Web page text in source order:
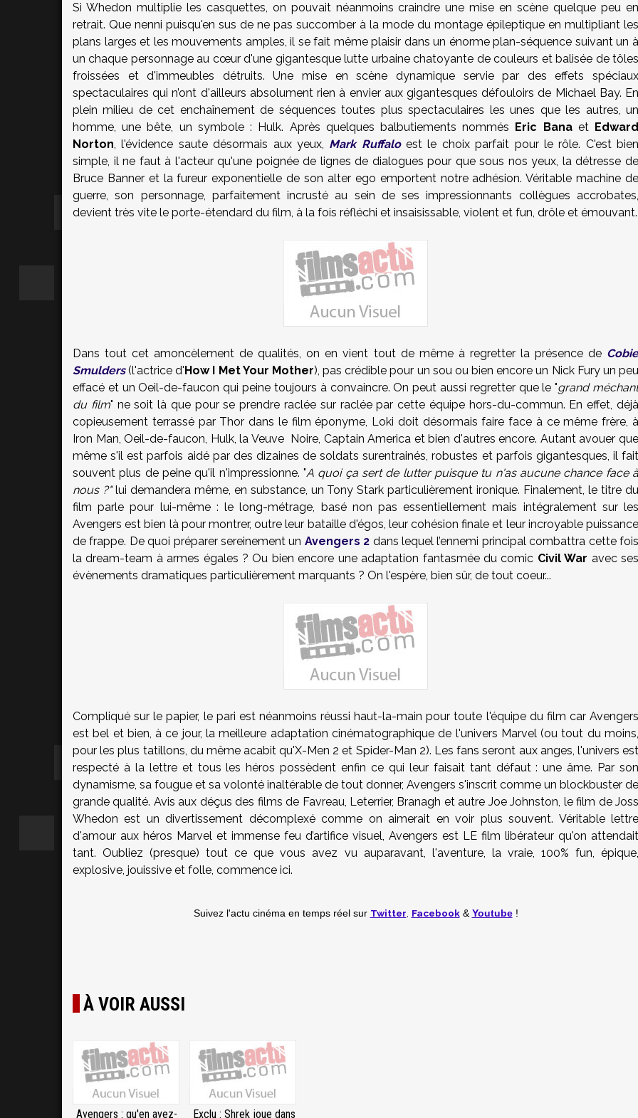
Si Whedon multiplie les casquettes, on pouvait néanmoins craindre une mise en scène quelque peu en
retrait. Que nenni puisqu'en sus de ne pas succomber à la mode du montage épileptique en multipliant les
plans larges et les mouvements amples, il se fait même plaisir dans un énorme plan-séquence suivant un à
un chaque personnage au cœur d'une gigantesque lutte urbaine chatoyante de couleurs et balisée de tôles
froissées et d'immeubles détruits. Une mise en scène dynamique servie par des effets spéciaux
spectaculaires qui n’ont d'ailleurs absolument rien à envier aux gigantesques défouloirs de Michael Bay. En
plein milieu de cet enchaînement de séquences toutes plus spectaculaires les unes que les autres, un
homme, une bête, un symbole : Hulk. Après quelques balbutiements nommés Eric Banaet Edward
Norton, l'évidence saute désormais aux yeux, Mark Ruffaloest le choix parfait pour le rôle. C'est bien
simple, il ne faut à l'acteur qu'une poignée de lignes de dialogues pour que sous nos yeux, la détresse de
Bruce Banner et la fureur exponentielle de son alter ego emportent notre adhésion. Véritable machine de
guerre, son personnage, parfaitement incrusté au sein de ses impressionnants collègues accrobates,
devient très vite le porte-étendard du film, à la fois réfléchi et insaisissable, violent et fun, drôle et émouvant.
Dans tout cet amoncèlement de qualités, on en vient tout de même à regretter la présence de Cobie
Smulders(l'actrice d'How I Met Your Mother), pas crédible pour un sou ou bien encore un Nick Fury un peu
effacé et un Oeil-de-faucon qui peine toujours à convaincre. On peut aussi regretter que le "grand méchant
du film" ne soit là que pour se prendre raclée sur raclée par cette équipe hors-du-commun. En effet, déjà
copieusement terrassé par Thor dans le film éponyme, Loki doit désormais faire face à ce même frère, à
Iron Man, Oeil-de-faucon, Hulk, la Veuve Noire, Captain America et bien d'autres encore. Autant avouer que
même s'il est parfois aidé par des dizaines de soldats surentrainés, robustes et parfois gigantesques, il fait
souvent plus de peine qu'il n'impressionne. "A quoi ça sert de lutter puisque tu n'as aucune chance face à
nous ?"lui demandera même, en substance, un Tony Stark particulièrement ironique. Finalement, le titre du
film parle pour lui-même : le long-métrage, basé non pas essentiellement mais intégralement sur les
Avengers est bien là pour montrer, outre leur bataille d'égos, leur cohésion finale et leur incroyable puissance
de frappe. De quoi préparer sereinement un Avengers 2 dans lequel l’ennemi principal combattra cette fois
la dream-team à armes égales ? Ou bien encore une adaptation fantasmée du comic Civil War avec ses
évènements dramatiques particulièrement marquants ? On l'espère, bien sûr, de tout coeur...
Compliqué sur le papier, le pari est néanmoins réussi haut-la-main pour toute l'équipe du film car Avengers
est bel et bien, à ce jour, la meilleure adaptation cinématographique de l'univers Marvel (ou tout du moins,
pour les plus tatillons, du même acabit qu'X-Men 2 et Spider-Man 2). Les fans seront aux anges, l'univers est
respecté à la lettre et tous les héros possèdent enfin ce qui leur faisait tant défaut : une âme. Par son
dynamisme, sa fougue et sa volonté inaltérable de tout donner, Avengers s'inscrit comme un blockbuster de
grande qualité. Avis aux déçus des films de Favreau, Leterrier, Branagh et autre Joe Johnston, le film de Joss
Whedon est un divertissement décomplexé comme on aimerait en voir plus souvent. Véritable lettre
d'amour aux héros Marvel et immense feu d’artifice visuel, Avengers est LE film libérateur qu'on attendait
tant. Oubliez (presque) tout ce que vous avez vu auparavant, l'aventure, la vraie, 100% fun, épique,
explosive, jouissive et folle, commence ici.
Suivez l'actu cinéma en temps réel sur Twitter Facebook& Youtube!
À VOIR AUSSI
Avengers : qu'en avez- Exclu : Shrek joue dans